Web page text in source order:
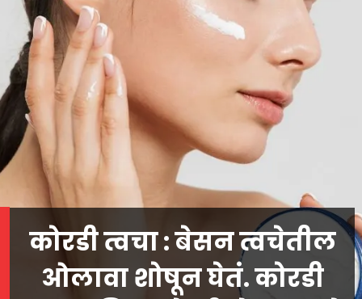
कोरडी त्वचा : बेसन त्वचेतील
ओलावा शोषून घेतं. कोरडी